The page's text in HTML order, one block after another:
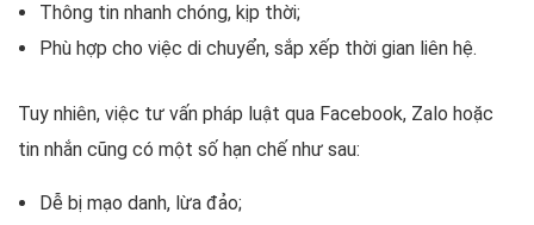
Thông tin nhanh chóng, kịp thời;
Phù hợp cho việc di chuyển, sắp xếp thời gian liên hệ.
Tuy nhiên, việc tư vấn pháp luật qua Facebook, Zalo hoặc
tin nhắn cũng có một số hạn chế như sau:
Dễ bị mạo danh, lừa đảo;